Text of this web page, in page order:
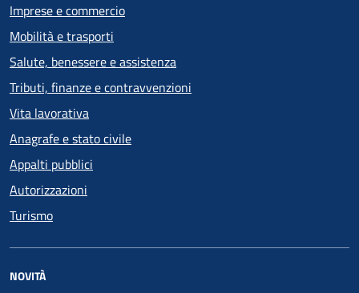
Imprese e commercio
Mobilità e trasporti
Salute, benessere e assistenza
Tributi, finanze e contravvenzioni
Vita lavorativa
Anagrafe e stato civile
Appalti pubblici
Autorizzazioni
Turismo
NOVITÀ